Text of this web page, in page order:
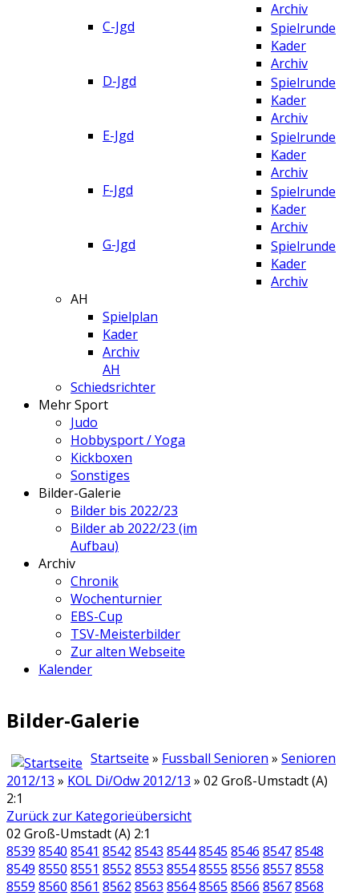
Archiv
C-Jgd
Spielrunde
Kader
Archiv
D-Jgd
Spielrunde
Kader
Archiv
E-Jgd
Spielrunde
Kader
Archiv
F-Jgd
Spielrunde
Kader
Archiv
G-Jgd
Spielrunde
Kader
Archiv
AH
Spielplan
Kader
Archiv
AH
Schiedsrichter
Mehr Sport
Judo
Hobbysport / Yoga
Kickboxen
Sonstiges
Bilder-Galerie
Bilder bis 2022/23
Bilder ab 2022/23 (im
Aufbau)
Archiv
Chronik
Wochenturnier
EBS-Cup
TSV-Meisterbilder
Zur alten Webseite
Kalender
Bilder-Galerie
Startseite » Fussball Senioren » Senioren
2012/13 » KOL Di/Odw 2012/13 » 02 Groß-Umstadt (A)
2:1
Zurück zur Kategorieübersicht
02 Groß-Umstadt (A) 2:1
8539 8540 8541 8542 8543 85448545 8546 85478548
8549 8550 8551 8552 8553 85548555 8556 85578558
8559 8560 8561 8562 8563 85648565 8566 85678568